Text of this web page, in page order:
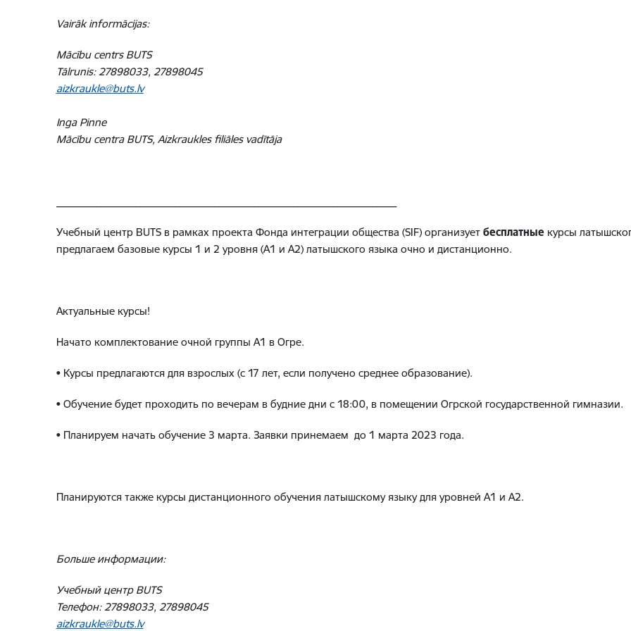
Vairāk informācijas:
Mācību centrs BUTS
Tālrunis: 27898033, 27898045
aizkraukle@buts.lv
Inga Pinne
Mācību centra BUTS, Aizkraukles filiāles vadītāja
Учебный центр BUTS в рамках проекта Фонда интеграции общества (SIF) организует бесплатныекурсы
предлагаем базовые курсы 1 и 2 уровня (А1 и А2) латышского языка очно и дистанционно.
Актуальные курсы!
Начато комплектование очной группы А1 в Огре.
• Курсы предлагаются для взрослых (с 17 лет, если получено среднее образование).
• Обучение будет проходить по вечерам в будние дни с 18:00, в помещении Огрской государственной гимназии.
• Планируем начать обучение 3 марта. Заявки принемаем до 1 марта 2023 года.
Планируются также курсы дистанционного обучения латышскому языку для уровней А1 и А2.
Больше информации:
Учебный центр BUTS
Телефон: 27898033, 27898045
aizkraukle@buts.lv